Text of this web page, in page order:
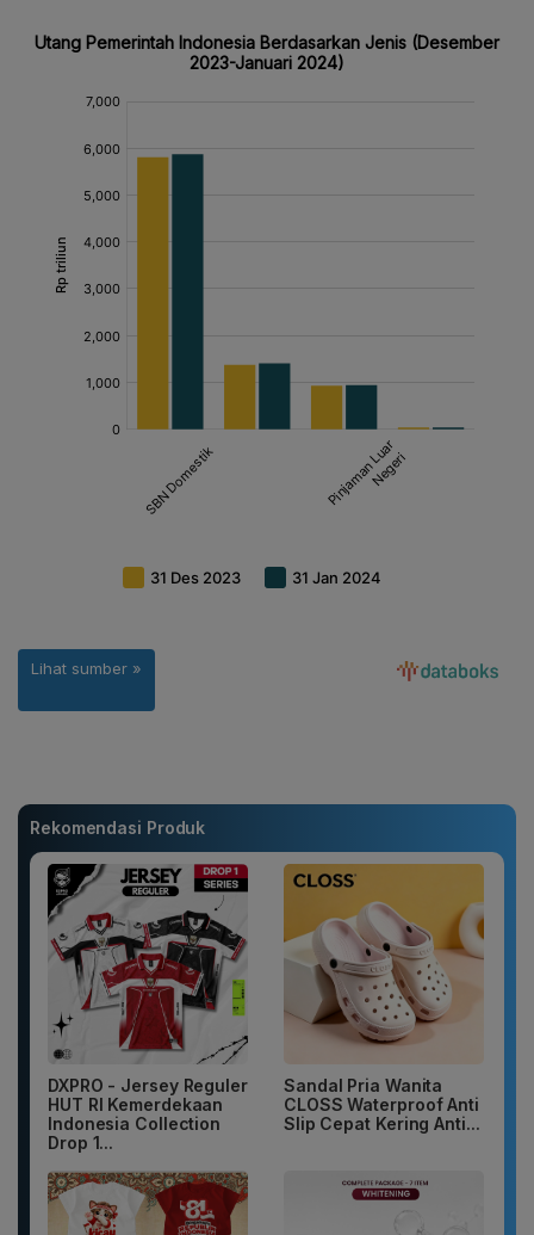
Rekomendasi Produk
DXPRO - Jersey Reguler
HUT RI Kemerdekaan
Indonesia Collection
Drop 1...
Sandal Pria Wanita
CLOSS Waterproof Anti
Slip Cepat Kering Anti...